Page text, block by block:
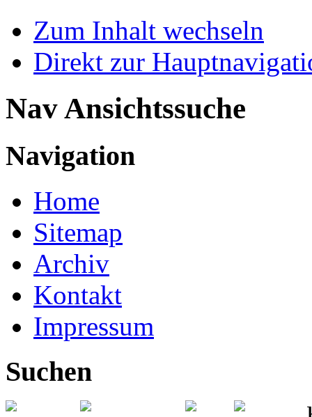
Zum Inhalt wechseln
Direkt zur
Nav Ansichtssuche
Navigation
Home
Sitemap
Archiv
Kontakt
Impressum
Suchen